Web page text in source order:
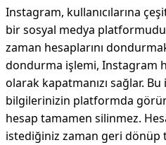
Instagram, kullanıcılarına
bir sosyal medya
zaman hesaplarını
dondurma işlemi, Instagram
olarak kapatmanızı sağlar.
bilgilerinizin platformda
hesap tamamen silinmez.
istediğiniz zaman geri